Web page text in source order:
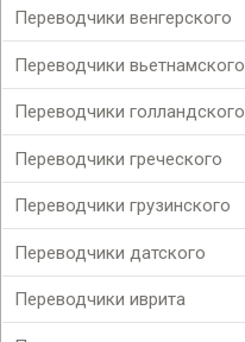
Переводчики венгерского
Переводчики вьетнамского
Переводчики голландского
Переводчики греческого
Переводчики грузинского
Переводчики датского
Переводчики иврита